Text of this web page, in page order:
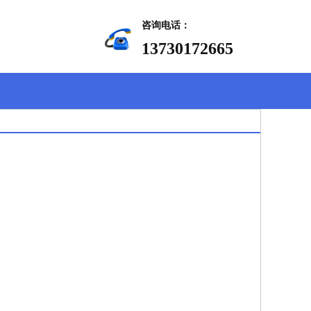
咨询电话：
13730172665